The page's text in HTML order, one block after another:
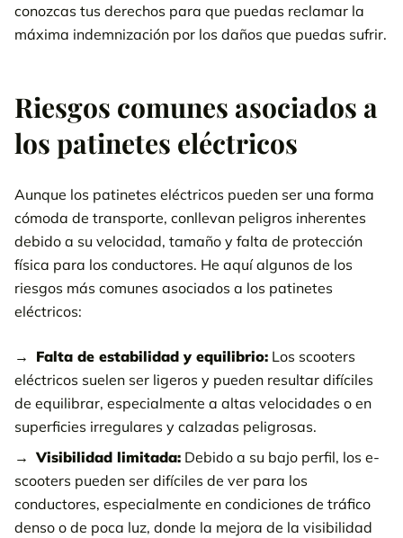
conozcas tus derechos para que puedas reclamar la
máxima indemnización por los daños que puedas sufrir.
Riesgos comunes asociados a
los patinetes eléctricos
Aunque los patinetes eléctricos pueden ser una forma
cómoda de transporte, conllevan peligros inherentes
debido a su velocidad, tamaño y falta de protección
física para los conductores. He aquí algunos de los
riesgos más comunes asociados a los patinetes
eléctricos:
Falta de estabilidad y equilibrio: Los scooters
eléctricos suelen ser ligeros y pueden resultar difíciles
de equilibrar, especialmente a altas velocidades o en
superficies irregulares y calzadas peligrosas.
Visibilidad limitada: Debido a su bajo perfil, los e-
scooters pueden ser difíciles de ver para los
conductores, especialmente en condiciones de tráfico
denso o de poca luz, donde la mejora de la visibilidad